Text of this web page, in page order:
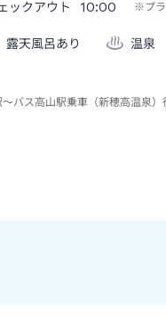
ックアウト 10:00 ※プラ
露天風呂あり
温泉
～バス高山駅乗車（新穂高温泉